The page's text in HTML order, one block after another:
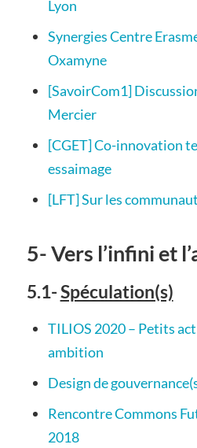
Lyon
Synergies Centre
Oxamyne
[SavoirCom1]
Mercier
[CGET] Co-innovation
essaimage
[LFT] Sur les
5- Vers l’infini et
5.1-Spéculation(s)
TILIOS 2020 – Petits
ambition
Design de
Rencontre Commons
2018